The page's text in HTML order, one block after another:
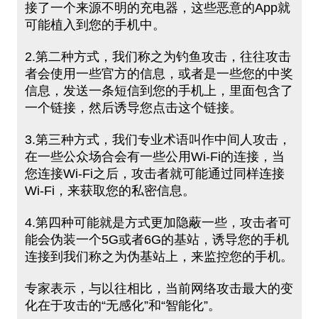
接了一个来源不明的充电器，这些恶意的App就
可能植入到您的手机中。
2.第二种方式，我们称之为钓鱼攻击，往往攻击
者会使用一些官方的信息，或者是一些您的中奖
信息，发送一条短信到您的手机上，里面包含了
一个链接，然后诱导您点击这个链接。
3.第三种方式，我们专业术语叫作中间人攻击，
在一些公众场合会有一些公用Wi-Fi的连接，当
您连接Wi-Fi之后，攻击者就可能通过同样连接
Wi-Fi，来获取您的私密信息。
4.第四种可能就是方式更加隐蔽一些，攻击者可
能会伪装一个5G或者6G的基站，诱导您的手机
连接到我们称之为伪基站上，来监控您的手机。
专家表示，与以往相比，当前网络攻击最大的变
化在于攻击的“无感化”和“智能化”。